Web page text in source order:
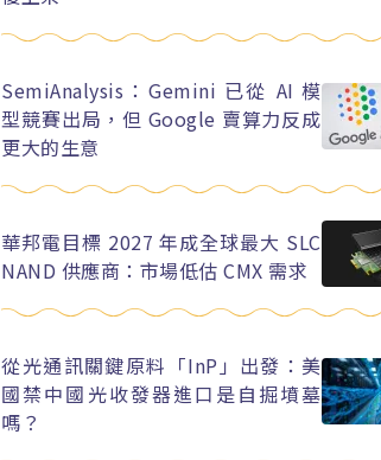
SemiAnalysis：Gemini 已從 AI 模
型競賽出局，但 Google 賣算力反成
更大的生意
華邦電目標 2027 年成全球最大 SLC
NAND 供應商：市場低估 CMX 需求
從光通訊關鍵原料「InP」出發：美
國禁中國光收發器進口是自掘墳墓
嗎？